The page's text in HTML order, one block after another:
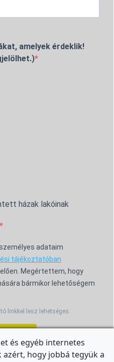
amelyek érdeklik!
házak lakóinak
adataim
tájékoztatóban
Megértettem, hogy
bármikor lehetőségem
linkkel lesz lehetséges.
és egyéb internetes
hogy jobbá tegyük a